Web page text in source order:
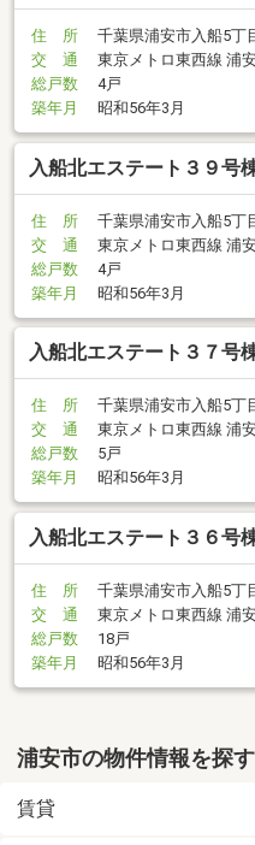
住 所
千葉県浦安市入船5丁
交 通
東京メトロ東西線 浦
総戸数
4戸
築年月
昭和56年3月
入船北エステート３９号
住 所
千葉県浦安市入船5丁
交 通
東京メトロ東西線 浦
総戸数
4戸
築年月
昭和56年3月
入船北エステート３７号
住 所
千葉県浦安市入船5丁
交 通
東京メトロ東西線 浦
総戸数
5戸
築年月
昭和56年3月
入船北エステート３６号
住 所
千葉県浦安市入船5丁
交 通
東京メトロ東西線 浦
総戸数
18戸
築年月
昭和56年3月
浦安市の物件情報を探す
賃貸